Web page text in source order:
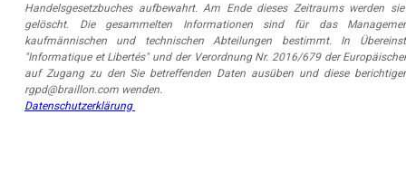
Handelsgesetzbuches aufbewahrt. Am Ende dieses Zeitraums werden
gelöscht. Die gesammelten Informationen sind für das
kaufmännischen und technischen Abteilungen bestimmt. In
"Informatique et Libertés" und der Verordnung Nr. 2016/679 der
auf Zugang zu den Sie betreffenden Daten ausüben und diese
rgpd@braillon.com wenden.
Datenschutzerklärung